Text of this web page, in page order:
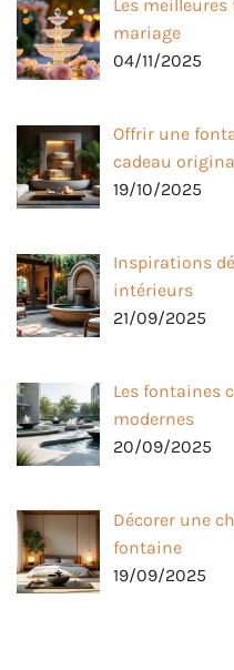
Les
mariage
04/11/2025
Offrir une
cadeau
19/10/2025
Inspirations
intérieurs
21/09/2025
Les fontaines
modernes
20/09/2025
Décorer une
fontaine
19/09/2025